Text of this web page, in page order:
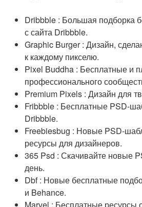
Dribbble : Большая подборка
с сайта Dribbble.
Graphic Burger : Дизайн,
к каждому пикселю.
Pixel Buddha : Бесплатные и
профессионального
Premium Pixels : Дизайн для
Fribbble : Бесплатные PSD-
Dribbble.
Freebiesbug : Новые PSD-
ресурсы для дизайнеров.
365 Psd : Скачивайте новые
день.
Dbf : Новые бесплатные
и Behance.
Marvel : Бесплатные ресурсы